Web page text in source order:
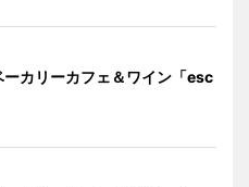
カリーカフェ＆ワイン「esc